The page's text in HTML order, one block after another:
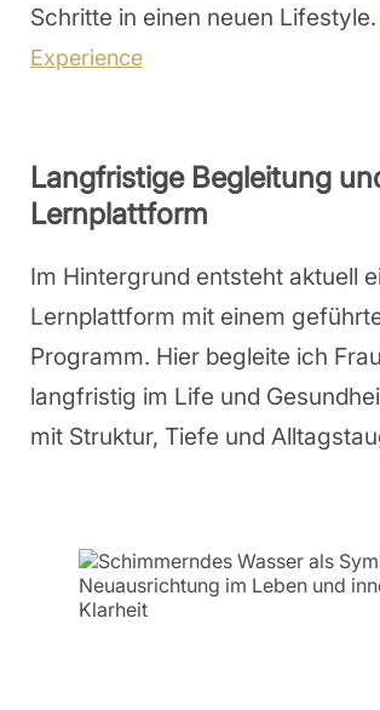
Schritte in einen neuen Lifestyle.
Experience
Langfristige Begleitung
Lernplattform
Im Hintergrund entsteht aktuell
Lernplattform mit einem
Programm. Hier begleite ich
langfristig im Life und
mit Struktur, Tiefe und